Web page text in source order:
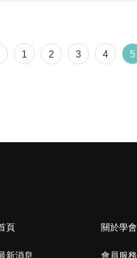
1 2 3 4 5
頁 關於學會
新消息 會員服務